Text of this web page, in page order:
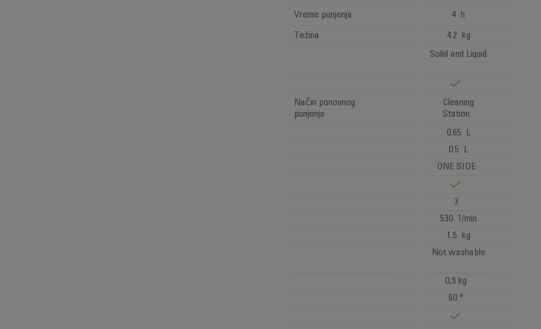
Vreme punjenja 4 h
Težina
4.2 kg
Solid and Liquid
Način ponovnog
punjenja
Cleaning
Station
0.65 L
0.5 L
ONE SIDE
3
530 1/min
1.5 kg
Not washable
0,9 kg
60 °